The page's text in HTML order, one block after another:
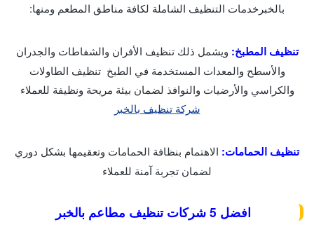
بالخبرخدمات التنظيف الشاملة لكافة مناطق المطعم ومنها:
تنظيف المطبخ: ويشمل ذلك تنظيف الأفران والشفاطات والجدران
والأسطح والمعدات المستخدمة في الطبخ تنظيف الطاولات
والكراسي والأرضيات والنوافذ لضمان بيئة مريحة ونظيفة للعملاء
شركة تنظيف بالخبر
تنظيف الحمامات: الاهتمام بنظافة الحمامات وتعقيمها بشكل دوري
لضمان تجربة آمنة للعملاء
افضل 5 شركات تنظيف مطاعم بالخبر